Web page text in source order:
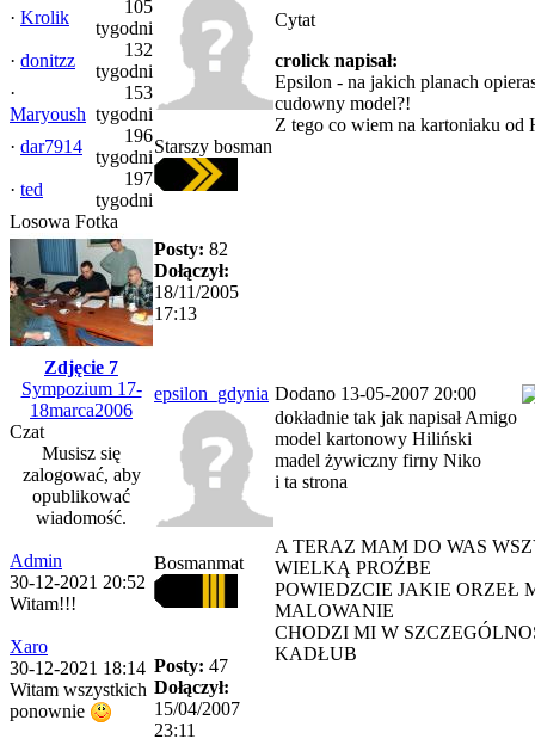
· Krolik
105
tygodni
· donitzz
132
tygodni
·
Maryoush
153
tygodni
· dar7914
196
tygodni
· ted
197
tygodni
Losowa Fotka
Zdjęcie 7
Sympozium 17-
18marca2006
Czat
Musisz się
zalogować, aby
opublikować
wiadomość.
Admin
30-12-2021 20:52
Witam!!!
Xaro
30-12-2021 18:14
Witam wszystkich
ponownie
Starszy bosman
Posty: 82
Dołączył:
18/11/2005
17:13
Cytat
crolick napisał:
Epsilon - na jakich planach
cudowny model?!
Z tego co wiem na kartoniaku od
epsilon_gdynia Dodano 13-05-2007 20:00
Bosmanmat
Posty: 47
Dołączył:
15/04/2007
23:11
dokładnie tak jak napisał Amigo
model kartonowy Hiliński
madel żywiczny firny Niko
i ta strona
A TERAZ MAM DO WAS
WIELKĄ PROŹBE
POWIEDZCIE JAKIE ORZEŁ
MALOWANIE
CHODZI MI W
KADŁUB